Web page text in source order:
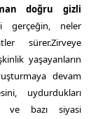
doğru gizli
gerçeğin, neler
sürer.Zirveye
yaşayanların
devam
uydurdukları
ve bazı siyasi